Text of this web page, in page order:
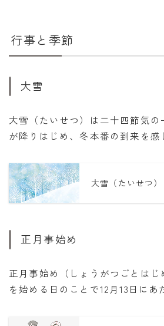
行事と季節
大雪
大雪（たいせつ）は二十四節気
が降りはじめ、冬本番の到来を感
大雪（たいせつ）
正月事始め
正月事始め（しょうがつごとは
を始める日のことで12月13日にあ